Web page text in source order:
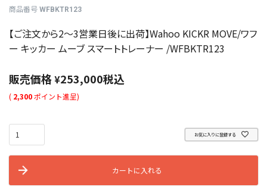
商品番号 WFBKTR123
【ご注文から2～3営業日後に出荷】Wahoo KICKR MOVE/ワフ
ー キッカー ムーブ スマートトレーナー /WFBKTR123
販売価格¥253,000税込
( 2,300ポイント進呈)
お気に入りに登録する
カートに入れる